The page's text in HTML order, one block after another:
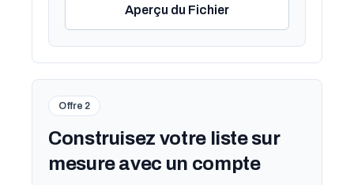
Aperçu du Fichier
Offre 2
Construisez votre liste sur
mesure avec un compte